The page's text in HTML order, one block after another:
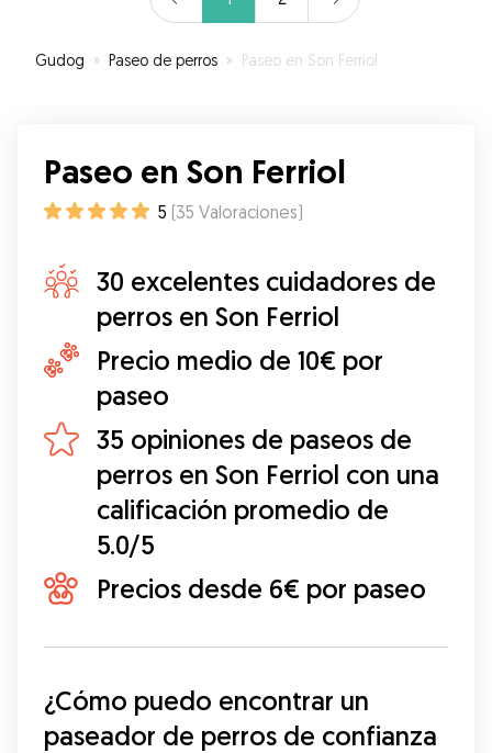
Gudog » Paseo de perros » Paseo en Son Ferriol
Paseo en Son Ferriol
5 (35 Valoraciones)
30 excelentes cuidadores de
perros en Son Ferriol
Precio medio de 10€ por
paseo
35 opiniones de paseos de
perros en Son Ferriol con una
calificación promedio de
5.0/5
Precios desde 6€ por paseo
¿Cómo puedo encontrar un
paseador de perros de confianza